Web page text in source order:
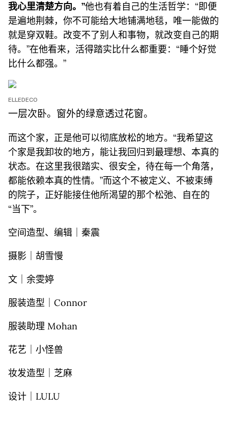
我心里清楚方向。”他也有着自己的生活哲学：“即便
是遍地荆棘，你不可能给大地铺满地毯，唯一能做的
就是穿双鞋。改变不了别人和事物，就改变自己的期
待。”在他看来，活得踏实比什么都重要：“睡个好觉
比什么都强。”
ELLEDECO
一层次卧。窗外的绿意透过花窗。
而这个家，正是他可以彻底放松的地方。“我希望这
个家是我卸妆的地方，能让我回归到最理想、本真的
状态。在这里我很踏实、很安全，待在每一个角落，
都能依赖本真的性情。”而这个不被定义、不被束缚
的院子，正好能接住他所渴望的那个松弛、自在的
“当下”。
空间造型、编辑｜秦震
摄影｜胡雪慢
文｜余雯婷
服装造型｜Connor
服装助理 Mohan
花艺｜小怪兽
妆发造型｜芝麻
设计｜LULU